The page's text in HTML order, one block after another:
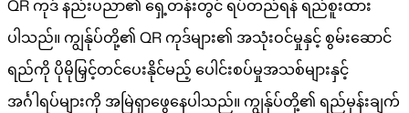
QR ကုဒ် နည်းပညာ၏ ရှေ့တန်းတွင် ရပ်တည်ရန် ရည်စူးထား
ပါသည်။ ကျွန်ုပ်တို့၏ QR ကုဒ်များ၏ အသုံးဝင်မှုနှင့် စွမ်းဆောင်
ရည်ကို ပိုမိုမြှင့်တင်ပေးနိုင်မည့် ပေါင်းစပ်မှုအသစ်များနှင့်
အင်္ဂါရပ်များကို အမြဲရှာဖွေနေပါသည်။ ကျွန်ုပ်တို့၏ ရည်မှန်းချက်